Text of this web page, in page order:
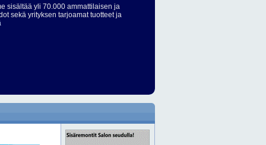
sisältää yli 70.000 ammattilaisen ja
sekä yrityksen tarjoamat tuotteet ja